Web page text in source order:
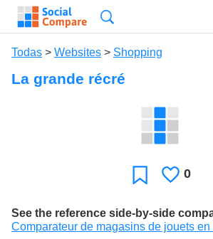
Todas > Websites > Shopping
La grande récré
Favoritos
Le
0
See the reference side-by-side
Comparateur de magasins de jouets